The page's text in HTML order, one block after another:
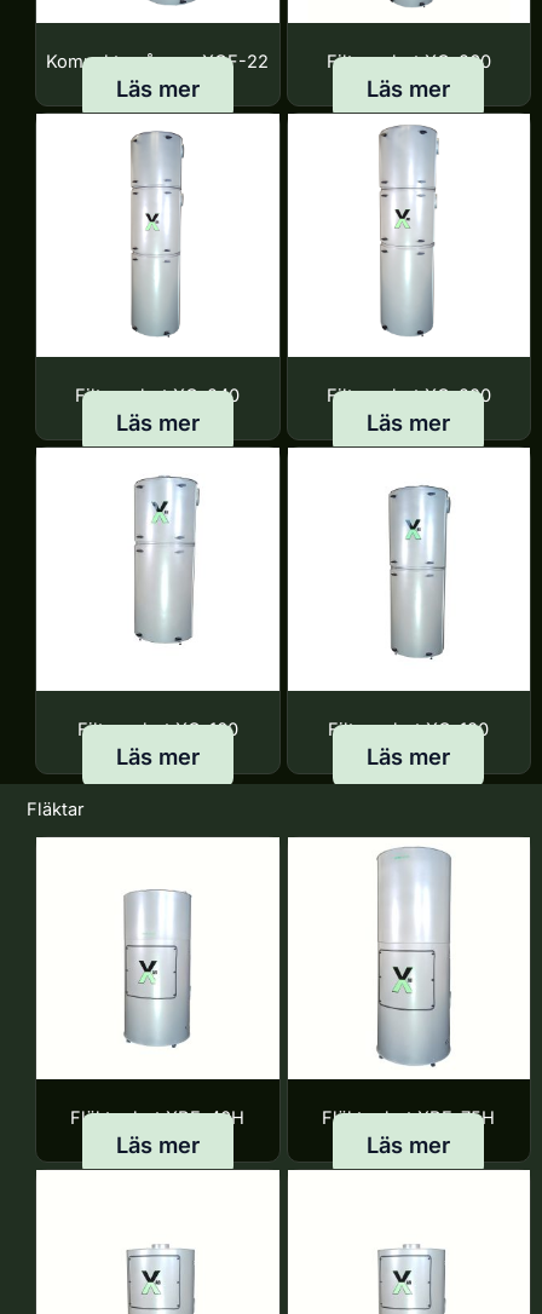
Kompakt spånsug XCF-22
Läs mer
Filterenhet XC-260
Läs mer
Filterenhet XC-240
Läs mer
Filterenhet XC-220
Läs mer
Filterenhet XC-160
Läs mer
Filterenhet XC-180
Läs mer
Fläktar
Fläktenhet XBF-40H
Läs mer
Fläktenhet XBF-75H
Läs mer